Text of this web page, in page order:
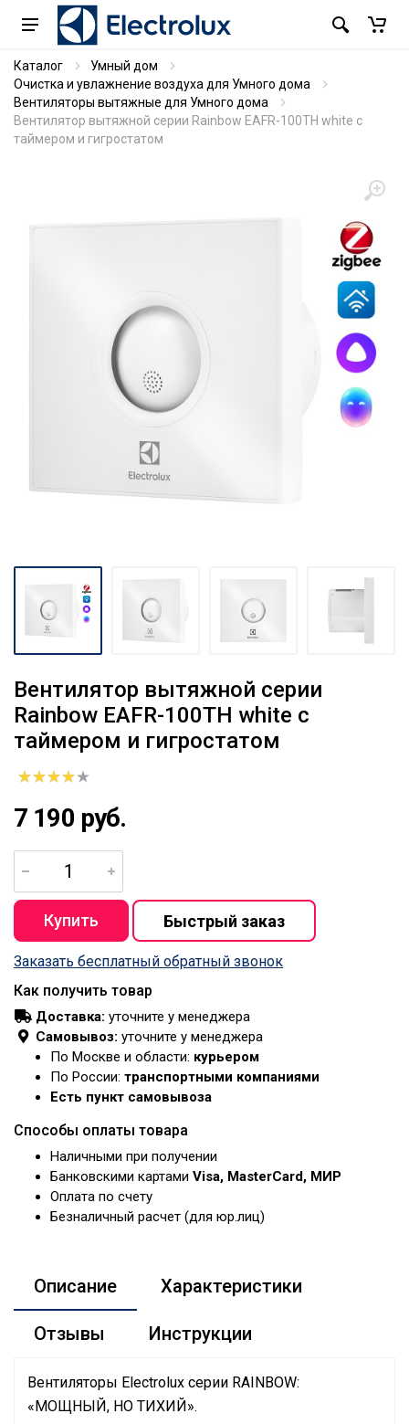
Каталог
Умный дом
Очистка и увлажнение воздуха для Умного дома
Вентиляторы вытяжные для Умного дома
Вентилятор вытяжной серии Rainbow EAFR-100TH white с
таймером и гигростатом
Вентилятор вытяжной серии
Rainbow EAFR-100TH white с
таймером и гигростатом
7 190 руб.
Заказать бесплатный обратный звонок
Как получить товар
Доставка: уточните у менеджера
Самовывоз: уточните у менеджера
По Москве и области: курьером
По России: транспортными компаниями
Есть пункт самовывоза
Способы оплаты товара
Наличными при получении
Банковскими картами Visa, MasterCard, МИР
Оплата по счету
Безналичный расчет (для юр.лиц)
Описание Характеристики
Отзывы Инструкции
Вентиляторы Electrolux серии RAINBOW:
«МОЩНЫЙ, НО ТИХИЙ».